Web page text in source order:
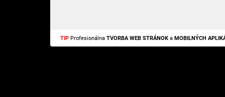
TIP Profesionálna TVORBA WEB STRÁNOK a MOBILNÝCH